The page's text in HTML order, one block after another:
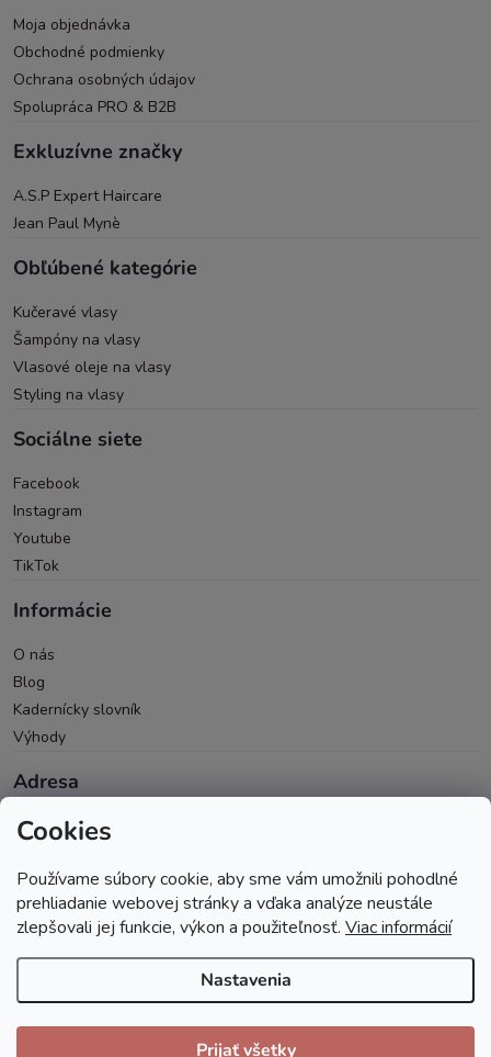
Cookies
Používame súbory cookie, aby sme vám umožnili pohodlné
prehliadanie webovej stránky a vďaka analýze neustále
zlepšovali jej funkcie, výkon a použiteľnosť. Viac informácií
Nastavenia
Prijať všetky
Moja objednávka
Obchodné podmienky
Ochrana osobných údajov
Spolupráca PRO & B2B
Exkluzívne značky
A.S.P Expert Haircare
Jean Paul Mynè
Obľúbené kategórie
Kučeravé vlasy
Šampóny na vlasy
Vlasové oleje na vlasy
Styling na vlasy
Sociálne siete
Facebook
Instagram
Youtube
TikTok
Informácie
O nás
Blog
Kadernícky slovník
Výhody
Adresa
Oravická 614/14
Okres Tvrdošín